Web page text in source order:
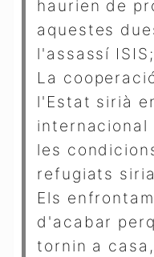
haurien de
aquestes
l'assassí ISIS;
La
l'Estat sirià
internacional
les
refugiats
Els
d'acabar
tornin a